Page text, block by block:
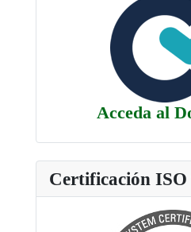
Acceda al
Certificación ISO